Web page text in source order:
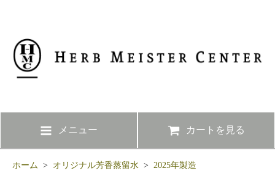
メニュー カートを見る
ホーム > オリジナル芳香蒸留水 > 2025年製造